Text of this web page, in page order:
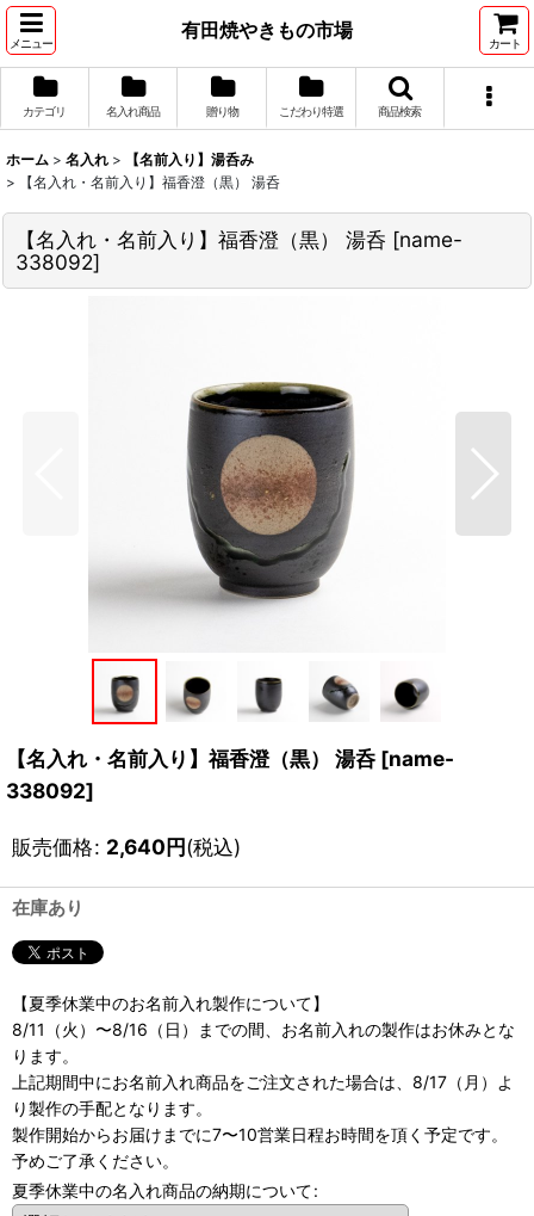
メニュー
有田焼やきもの市場
カート
カテゴリ 名入れ商品 贈り物 こだわり特選 商品検索
ホーム > 名入れ >
【名前入り】湯呑み
>
【名入れ・名前入り】福香澄（黒） 湯呑
【名入れ・名前入り】福香澄（黒） 湯呑 [name-
338092]
【名入れ・名前入り】福香澄（黒） 湯呑 [name-
338092]
販売価格: 2,640円(税込)
在庫あり
【夏季休業中のお名前入れ製作について】
8/11（火）〜8/16（日）までの間、お名前入れの製作はお休みとな
ります。
上記期間中にお名前入れ商品をご注文された場合は、8/17（月）よ
り製作の手配となります。
製作開始からお届けまでに7〜10営業日程お時間を頂く予定です。
予めご了承ください。
夏季休業中の名入れ商品の納期について: